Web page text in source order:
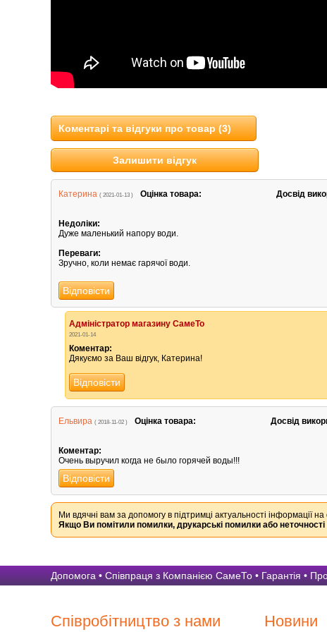
Коментарі та відгуки про товар (3)
Залишити відгук
Катерина ( 2021-01-13 ) Оцінка товара: Досвід
Недоліки:
Дуже маленький напору води.
Переваги:
Зручно, коли немає гарячої води.
Відповісти
Адміністратор магазину СамеТо
2021-01-14
Коментар:
Дякуємо за Ваш відгук, Катерина!
Відповісти
Ельвира ( 2018-11-02 ) Оцінка товара: Досвід
Коментар:
Очень выручил когда не было горячей воды!!!
Відповісти
Ми вдячні вам за допомогу в підтримці актуальності інформації на
Якщо Ви помітили помилки, друкарські помилки або неточності
Допомога • Співпраця з Компанією СамеТо • Гарантія •
Співробітництво з нами Новини